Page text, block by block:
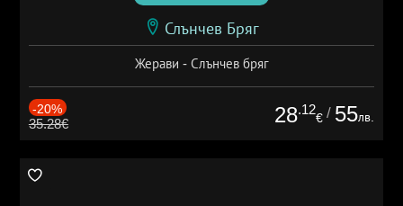
Слънчев Бряг
Жерави - Слънчев бряг
-20%
35.28€ 28.12
€ / 55лв.